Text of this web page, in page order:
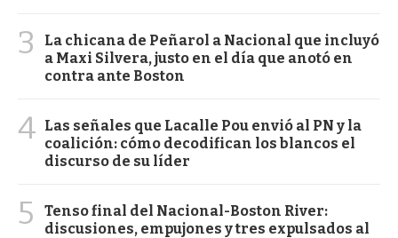
3
La chicana de Peñarol a Nacional que incluyó
a Maxi Silvera, justo en el día que anotó en
contra ante Boston
4 Las señales que Lacalle Pou envió al PN y la
coalición: cómo decodifican los blancos el
discurso de su líder
5
Tenso final del Nacional-Boston River:
discusiones, empujones y tres expulsados al